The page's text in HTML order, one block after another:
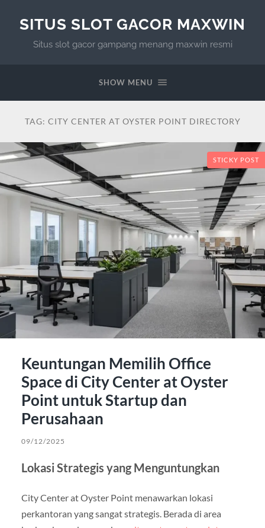
SITUS SLOT GACOR MAXWIN
Situs slot gacor gampang menang maxwin resmi
SHOW MENU
TAG: CITY CENTER AT OYSTER POINT DIRECTORY
STICKY POST
Keuntungan Memilih Office
Space di City Center at Oyster
Point untuk Startup dan
Perusahaan
09/12/2025
Lokasi Strategis yang Menguntungkan
City Center at Oyster Point menawarkan lokasi
perkantoran yang sangat strategis. Berada di area